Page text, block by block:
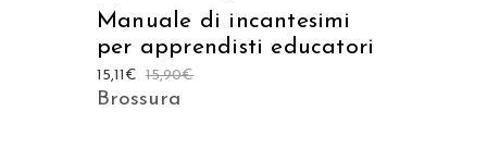
Manuale di incantesimi
per apprendisti educatori
15,90€
15,11 €
Brossura